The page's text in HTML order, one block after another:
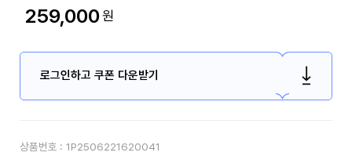
259,000원
로그인하고 쿠폰 다운받기
상품번호 : 1P2506221620041